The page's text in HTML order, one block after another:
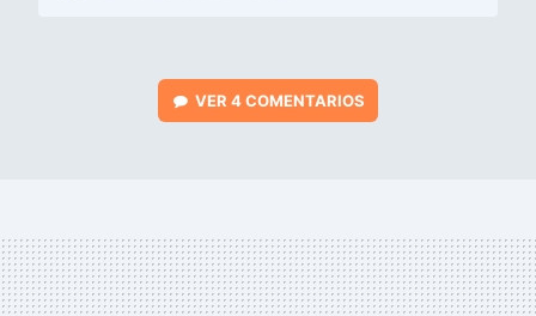
VER 4 COMENTARIOS